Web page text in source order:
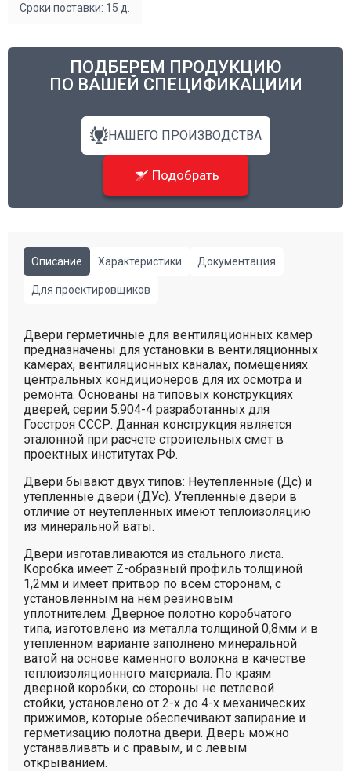
Сроки поставки: 15 д.
ПОДБЕРЕМ ПРОДУКЦИЮ
ПО ВАШЕЙ СПЕЦИФИКАЦИИИ
НАШЕГО ПРОИЗВОДСТВА
Подобрать
Описание Характеристики Документация
Для проектировщиков
Двери герметичные для вентиляционных камер
предназначены для установки в вентиляционных
камерах, вентиляционных каналах, помещениях
центральных кондиционеров для их осмотра и
ремонта. Основаны на типовых конструкциях
дверей, серии 5.904-4 разработанных для
Госстроя СССР. Данная конструкция является
эталонной при расчете строительных смет в
проектных институтах РФ.
Двери бывают двух типов: Неутепленные (Дс) и
утепленные двери (ДУс). Утепленные двери в
отличие от неутепленных имеют теплоизоляцию
из минеральной ваты.
Двери изготавливаются из стального листа.
Коробка имеет Z-образный профиль толщиной
1,2мм и имеет притвор по всем сторонам, с
установленным на нём резиновым
уплотнителем. Дверное полотно коробчатого
типа, изготовлено из металла толщиной 0,8мм и в
утепленном варианте заполнено минеральной
ватой на основе каменного волокна в качестве
теплоизоляционного материала. По краям
дверной коробки, со стороны не петлевой
стойки, установлено от 2-х до 4-х механических
прижимов, которые обеспечивают запирание и
герметизацию полотна двери. Дверь можно
устанавливать и с правым, и с левым
открыванием.